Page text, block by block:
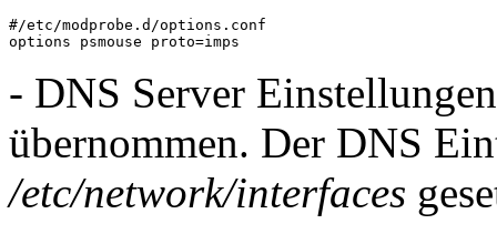
#/etc/modprobe.d/options.conf
options psmouse proto=imps
- DNS Server
übernommen. Der DNS
/etc/network/interfaces